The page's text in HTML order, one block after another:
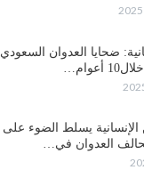
ضحايا العدوان السعودي
أعوام…
يسلط الضوء على
تحالف العدوان في…